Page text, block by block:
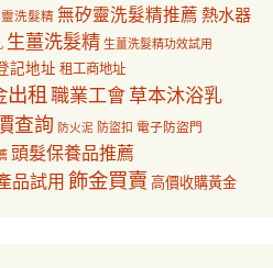
洗髮精 無矽靈洗髮精推薦 熱水器
生薑洗髮精 生薑洗髮精功效試用
記地址 租工商地址
出租職業工會草本沐浴乳
查詢 防火泥 防盜扣 電子防盜門
頭髮保養品推薦
品試用 飾金買賣 高價收購黃金